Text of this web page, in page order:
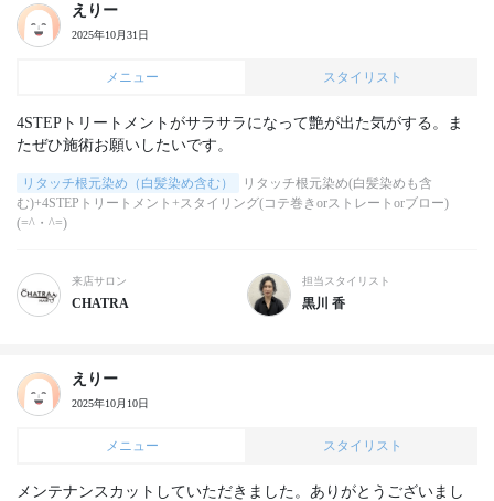
えりー
2025年10月31日
メニュー スタイリスト
4STEPトリートメントがサラサラになって艶が出た気がする。ま
たぜひ施術お願いしたいです。
リタッチ根元染め（白髪染め含む）
リタッチ根元染め(白髪染めも含
む)+4STEPトリートメント+スタイリング(コテ巻きorストレートorブロー)
(=^・^=)
来店サロン
CHATRA
担当スタイリスト
黒川 香
えりー
2025年10月10日
メニュー スタイリスト
メンテナンスカットしていただきました。ありがとうございまし